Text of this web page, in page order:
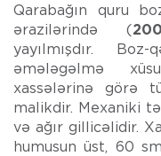
Qarabağın quru
ərazilərində (
yayılmışdır.
əmələgəlmə
xassələrinə görə
malikdir. Mexaniki
və ağır gillicəlidir.
humusun üst, 60